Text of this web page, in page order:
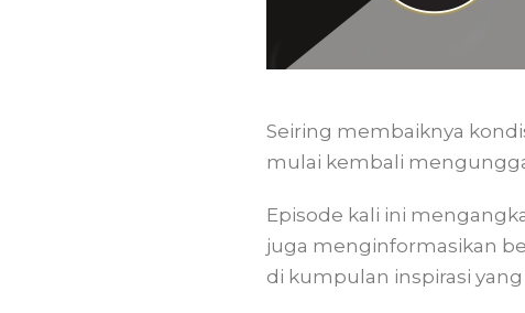
Seiring membaiknya
mulai kembali
Episode kali ini
juga menginformasikan
di kumpulan inspirasi